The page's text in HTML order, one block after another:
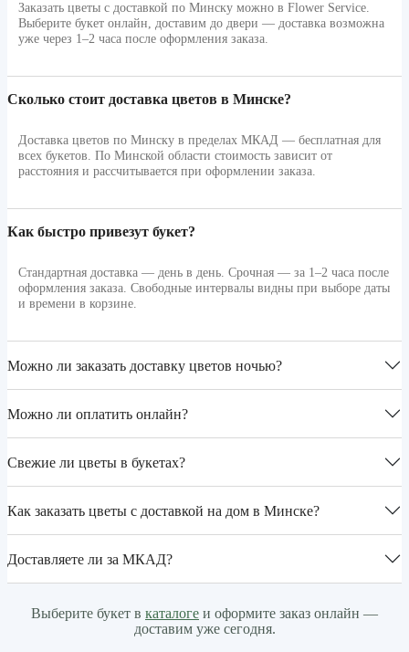
Заказать цветы с доставкой по Минску можно в Flower Service.
Выберите букет онлайн, доставим до двери — доставка возможна
уже через 1–2 часа после оформления заказа.
Сколько стоит доставка цветов в Минске?
Доставка цветов по Минску в пределах МКАД — бесплатная для
всех букетов. По Минской области стоимость зависит от
расстояния и рассчитывается при оформлении заказа.
Как быстро привезут букет?
Стандартная доставка — день в день. Срочная — за 1–2 часа после
оформления заказа. Свободные интервалы видны при выборе даты
и времени в корзине.
Можно ли заказать доставку цветов ночью?
Можно ли оплатить онлайн?
Свежие ли цветы в букетах?
Как заказать цветы с доставкой на дом в Минске?
Доставляете ли за МКАД?
Выберите букет в каталоге и оформите заказ онлайн —
доставим уже сегодня.